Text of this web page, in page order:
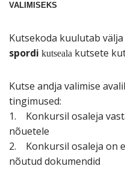
VALIMISEKS
Kutsekoda kuulutab
spordi kutseala kutsete
Kutse andja valimise
tingimused:
1. Konkursil osaleja
nõuetele
2. Konkursil osaleja on
nõutud dokumendid